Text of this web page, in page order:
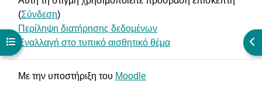
Άνοιγμα ευρετηρίου μαθήματος
(Σύνδεση)
Περίληψη διατήρησης δεδομένων
Εναλλαγή στο τυπικό αισθητικό θέμα
Με την υποστήριξη του Moodle